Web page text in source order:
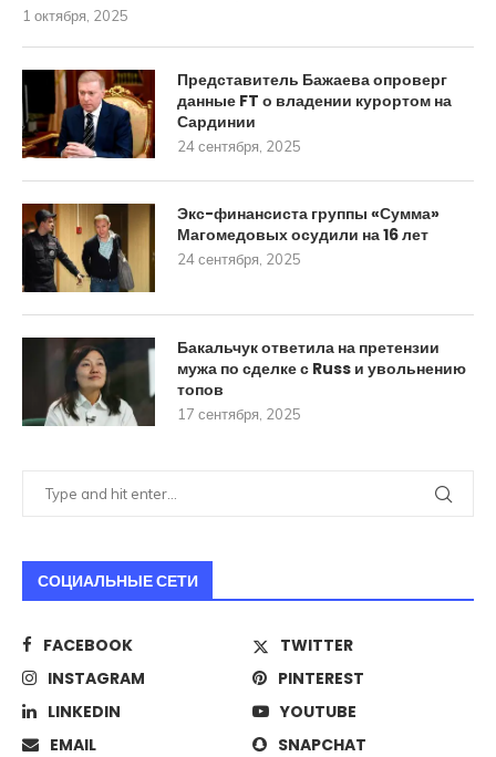
1 октября, 2025
Представитель Бажаева опроверг
данные FT о владении курортом на
Сардинии
24 сентября, 2025
Экс-финансиста группы «Сумма»
Магомедовых осудили на 16 лет
24 сентября, 2025
Бакальчук ответила на претензии
мужа по сделке с Russ и увольнению
топов
17 сентября, 2025
СОЦИАЛЬНЫЕ СЕТИ
FACEBOOK
TWITTER
INSTAGRAM
PINTEREST
LINKEDIN
YOUTUBE
EMAIL
SNAPCHAT